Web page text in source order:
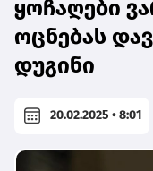
ყოჩაღები
ოცნებას
დუგინი
20.02.2025 • 8:01